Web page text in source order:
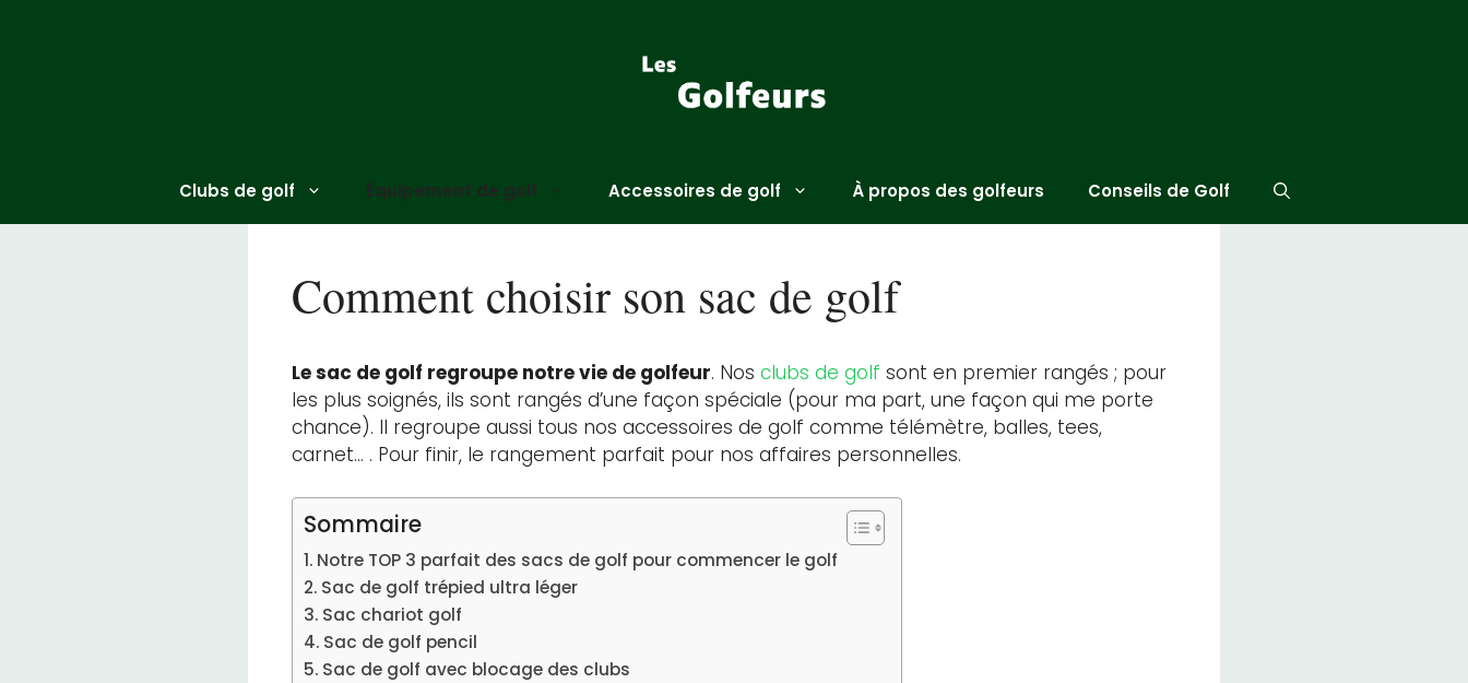
Clubs de golf Équipement de golf Accessoires de golf À propos des golfeurs Conseils de Golf
Comment choisir son sac de golf
Le sac de golf regroupe notre vie de golfeur. Nos clubs de golf sont en premier rangés ; pour
les plus soignés, ils sont rangés d’une façon spéciale (pour ma part, une façon qui me porte
chance). Il regroupe aussi tous nos accessoires de golf comme télémètre, balles, tees,
carnet… . Pour finir, le rangement parfait pour nos affaires personnelles.
Sommaire
Notre TOP 3 parfait des sacs de golf pour commencer le golf
Sac de golf trépied ultra léger
Sac chariot golf
Sac de golf pencil
Sac de golf avec blocage des clubs